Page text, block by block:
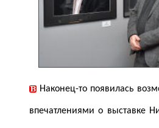
Наконец-то появилась
впечатлениями о выставке